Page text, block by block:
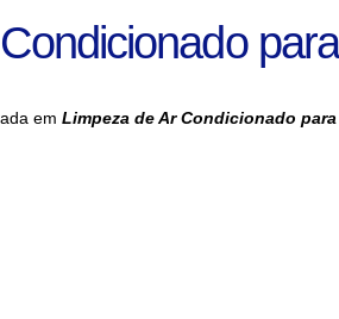
em Limpeza de Ar Condicionado